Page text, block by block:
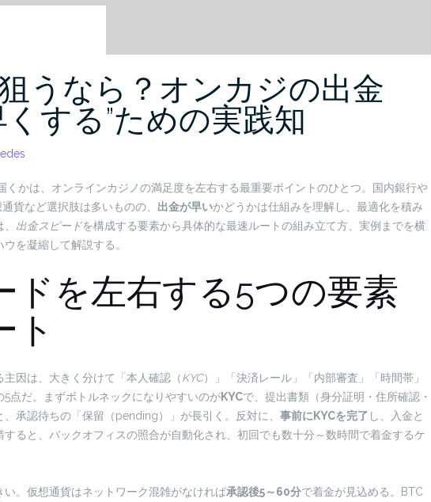
うなら？オンカジの出金
くする”ための実践知
くかは、オンラインカジノの満足度を左右する最重要ポイントのひとつ。国内銀行や
貨など選択肢は多いものの、 出金が早いかどうかは仕組みを理解し、最適化を積み
出金スピードを構成する要素から具体的な最速ルートの組み立て方、実例までを横
を凝縮して解説する。
ドを左右する5つの要素
ト
主因は、大きく分けて「本人確認（KYC）」「決済レール」「内部審査」「時間帯」
5点だ。まずボトルネックになりやすいのがKYCで、提出書類（身分証明・住所確認・
承認待ちの「保留（pending）」が長引く。反対に、 事前にKYCを完了 し、入金と
ると、バックオフィスの照合が自動化され、初回でも数十分～数時間で着金するケ
。仮想通貨はネットワーク混雑がなければ承認後5～60分で着金が見込める。BTC